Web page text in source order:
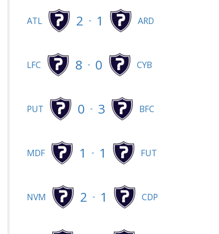
ATL 2 - 1 ARD
LFC 8 - 0 CYB
PUT 0 - 3 BFC
MDF 1 - 1 FUT
NVM 2 - 1 CDP